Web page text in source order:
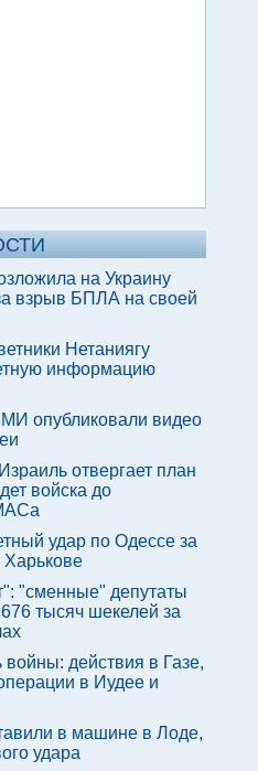
на Украину
взрыв БПЛА на своей
Нетаниягу
информацию
опубликовали видео
отвергает план
войска до
удар по Одессе за
Харькове
"сменные" депутаты
тысяч шекелей за
войны: действия в Газе,
в Иудее и
в машине в Лоде,
удара